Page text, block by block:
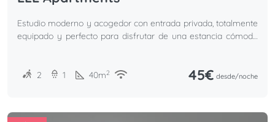
Estudio moderno y acogedor con entrada privada, totalmente
equipado y perfecto para disfrutar de una estancia cómoda
2 1 40m2 45€ desde/noche